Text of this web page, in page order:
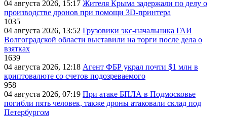
04 августа 2026, 15:17 Жителя Крыма задержали по делу о
производстве дронов при помощи 3D‑принтера
1035
04 августа 2026, 13:52 Грузовики экс-начальника ГАИ
Волгоградской области выставили на торги после дела о
взятках
1639
04 августа 2026, 12:18 Агент ФБР украл почти $1 млн в
криптовалюте со счетов подозреваемого
958
04 августа 2026, 07:19 При атаке БПЛА в Подмосковье
погибли пять человек, также дроны атаковали склад под
Петербургом